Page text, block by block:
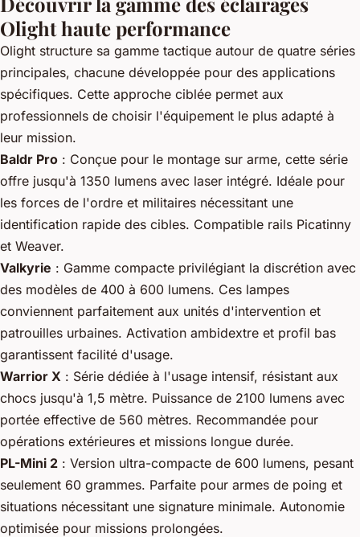
Olight haute performance
Olight structure sa gamme tactique autour de quatre séries
principales, chacune développée pour des applications
spécifiques. Cette approche ciblée permet aux
professionnels de choisir l'équipement le plus adapté à
leur mission.
Baldr Pro : Conçue pour le montage sur arme, cette série
offre jusqu'à 1350 lumens avec laser intégré. Idéale pour
les forces de l'ordre et militaires nécessitant une
identification rapide des cibles. Compatible rails Picatinny
et Weaver.
Valkyrie : Gamme compacte privilégiant la discrétion avec
des modèles de 400 à 600 lumens. Ces lampes
conviennent parfaitement aux unités d'intervention et
patrouilles urbaines. Activation ambidextre et profil bas
garantissent facilité d'usage.
Warrior X : Série dédiée à l'usage intensif, résistant aux
chocs jusqu'à 1,5 mètre. Puissance de 2100 lumens avec
portée effective de 560 mètres. Recommandée pour
opérations extérieures et missions longue durée.
PL-Mini 2 : Version ultra-compacte de 600 lumens, pesant
seulement 60 grammes. Parfaite pour armes de poing et
situations nécessitant une signature minimale. Autonomie
optimisée pour missions prolongées.